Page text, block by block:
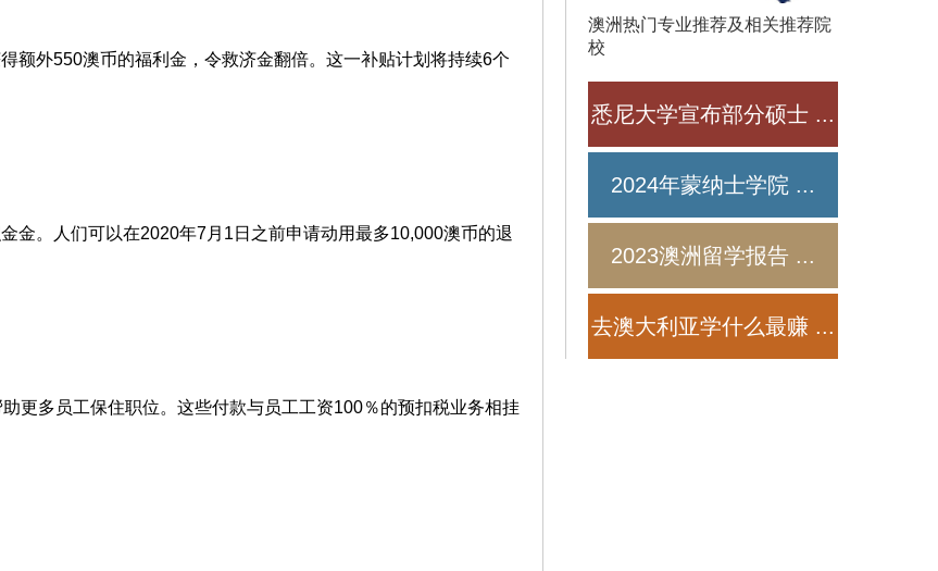
外550澳币的福利金，令救济金翻倍。这一补贴计划将持续6个
。人们可以在2020年7月1日之前申请动用最多10,000澳币的退
多员工保住职位。这些付款与员工工资100％的预扣税业务相挂
澳洲热门专业推荐及相关推荐院
校
悉尼大学宣布部分硕士 ...
2024年蒙纳士学院 ...
2023澳洲留学报告 ...
去澳大利亚学什么最赚 ...